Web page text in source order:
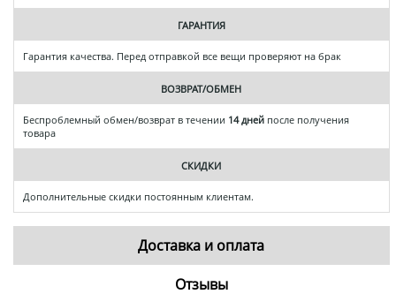
ГАРАНТИЯ
Гарантия качества. Перед отправкой все вещи проверяют на брак
ВОЗВРАТ/ОБМЕН
Беспроблемный обмен/возврат в течении 14 дней после получения
товара
СКИДКИ
Дополнительные скидки постоянным клиентам.
Доставка и оплата
Отзывы